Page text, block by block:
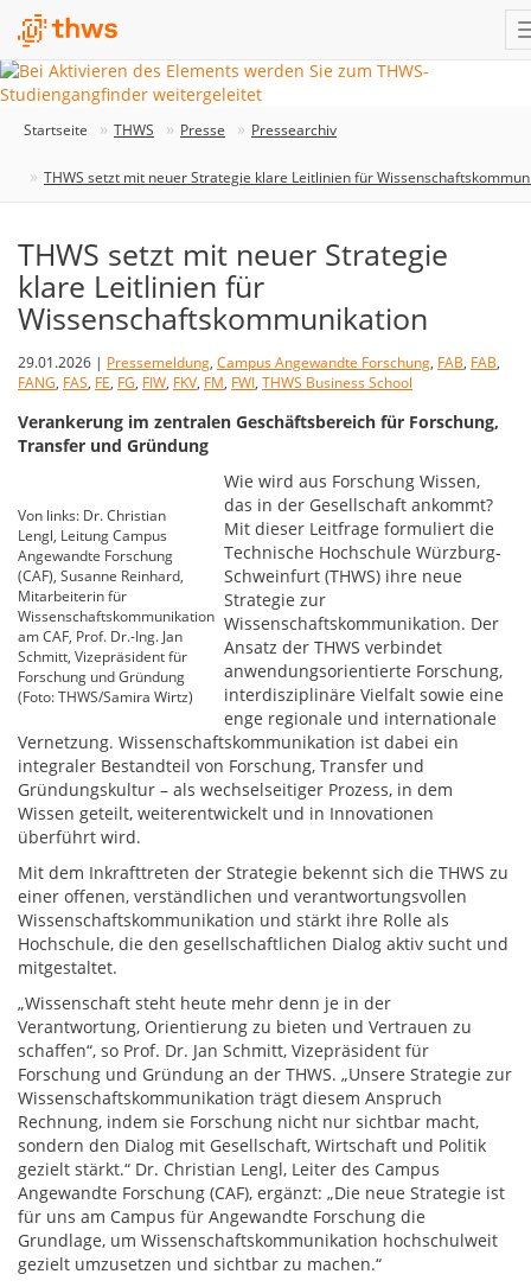
Startseite THWS Presse Pressearchiv
THWS setzt mit neuer Strategie klare Leitlinien für
THWS setzt mit neuer Strategie
klare Leitlinien für
Wissenschaftskommunikation
29.01.2026 | Pressemeldung, Campus Angewandte Forschung, FAB, FAB,
FANG, FAS, FE, FG, FIW, FKV, FM, FWI, THWS Business School
Verankerung im zentralen Geschäftsbereich für Forschung,
Transfer und Gründung
Von links: Dr. Christian
Lengl, Leitung Campus
Angewandte Forschung
(CAF), Susanne Reinhard,
Mitarbeiterin für
Wissenschaftskommunikation
am CAF, Prof. Dr.-Ing. Jan
Schmitt, Vizepräsident für
Forschung und Gründung
(Foto: THWS/Samira Wirtz)
Wie wird aus Forschung Wissen,
das in der Gesellschaft ankommt?
Mit dieser Leitfrage formuliert die
Technische Hochschule Würzburg-
Schweinfurt (THWS) ihre neue
Strategie zur
Wissenschaftskommunikation. Der
Ansatz der THWS verbindet
anwendungsorientierte Forschung,
interdisziplinäre Vielfalt sowie eine
enge regionale und internationale
Vernetzung. Wissenschaftskommunikation ist dabei ein
integraler Bestandteil von Forschung, Transfer und
Gründungskultur – als wechselseitiger Prozess, in dem
Wissen geteilt, weiterentwickelt und in Innovationen
überführt wird.
Mit dem Inkrafttreten der Strategie bekennt sich die THWS zu
einer offenen, verständlichen und verantwortungsvollen
Wissenschaftskommunikation und stärkt ihre Rolle als
Hochschule, die den gesellschaftlichen Dialog aktiv sucht und
mitgestaltet.
„Wissenschaft steht heute mehr denn je in der
Verantwortung, Orientierung zu bieten und Vertrauen zu
schaffen“, so Prof. Dr. Jan Schmitt, Vizepräsident für
Forschung und Gründung an der THWS. „Unsere Strategie zur
Wissenschaftskommunikation trägt diesem Anspruch
Rechnung, indem sie Forschung nicht nur sichtbar macht,
sondern den Dialog mit Gesellschaft, Wirtschaft und Politik
gezielt stärkt.“ Dr. Christian Lengl, Leiter des Campus
Angewandte Forschung (CAF), ergänzt: „Die neue Strategie ist
für uns am Campus für Angewandte Forschung die
Grundlage, um Wissenschaftskommunikation hochschulweit
gezielt umzusetzen und sichtbar zu machen.“